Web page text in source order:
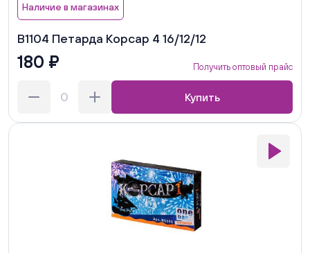
Наличие в магазинах
В1104 Петарда Корсар 4 16/12/12
180 ₽ Получить оптовый прайс
Купить